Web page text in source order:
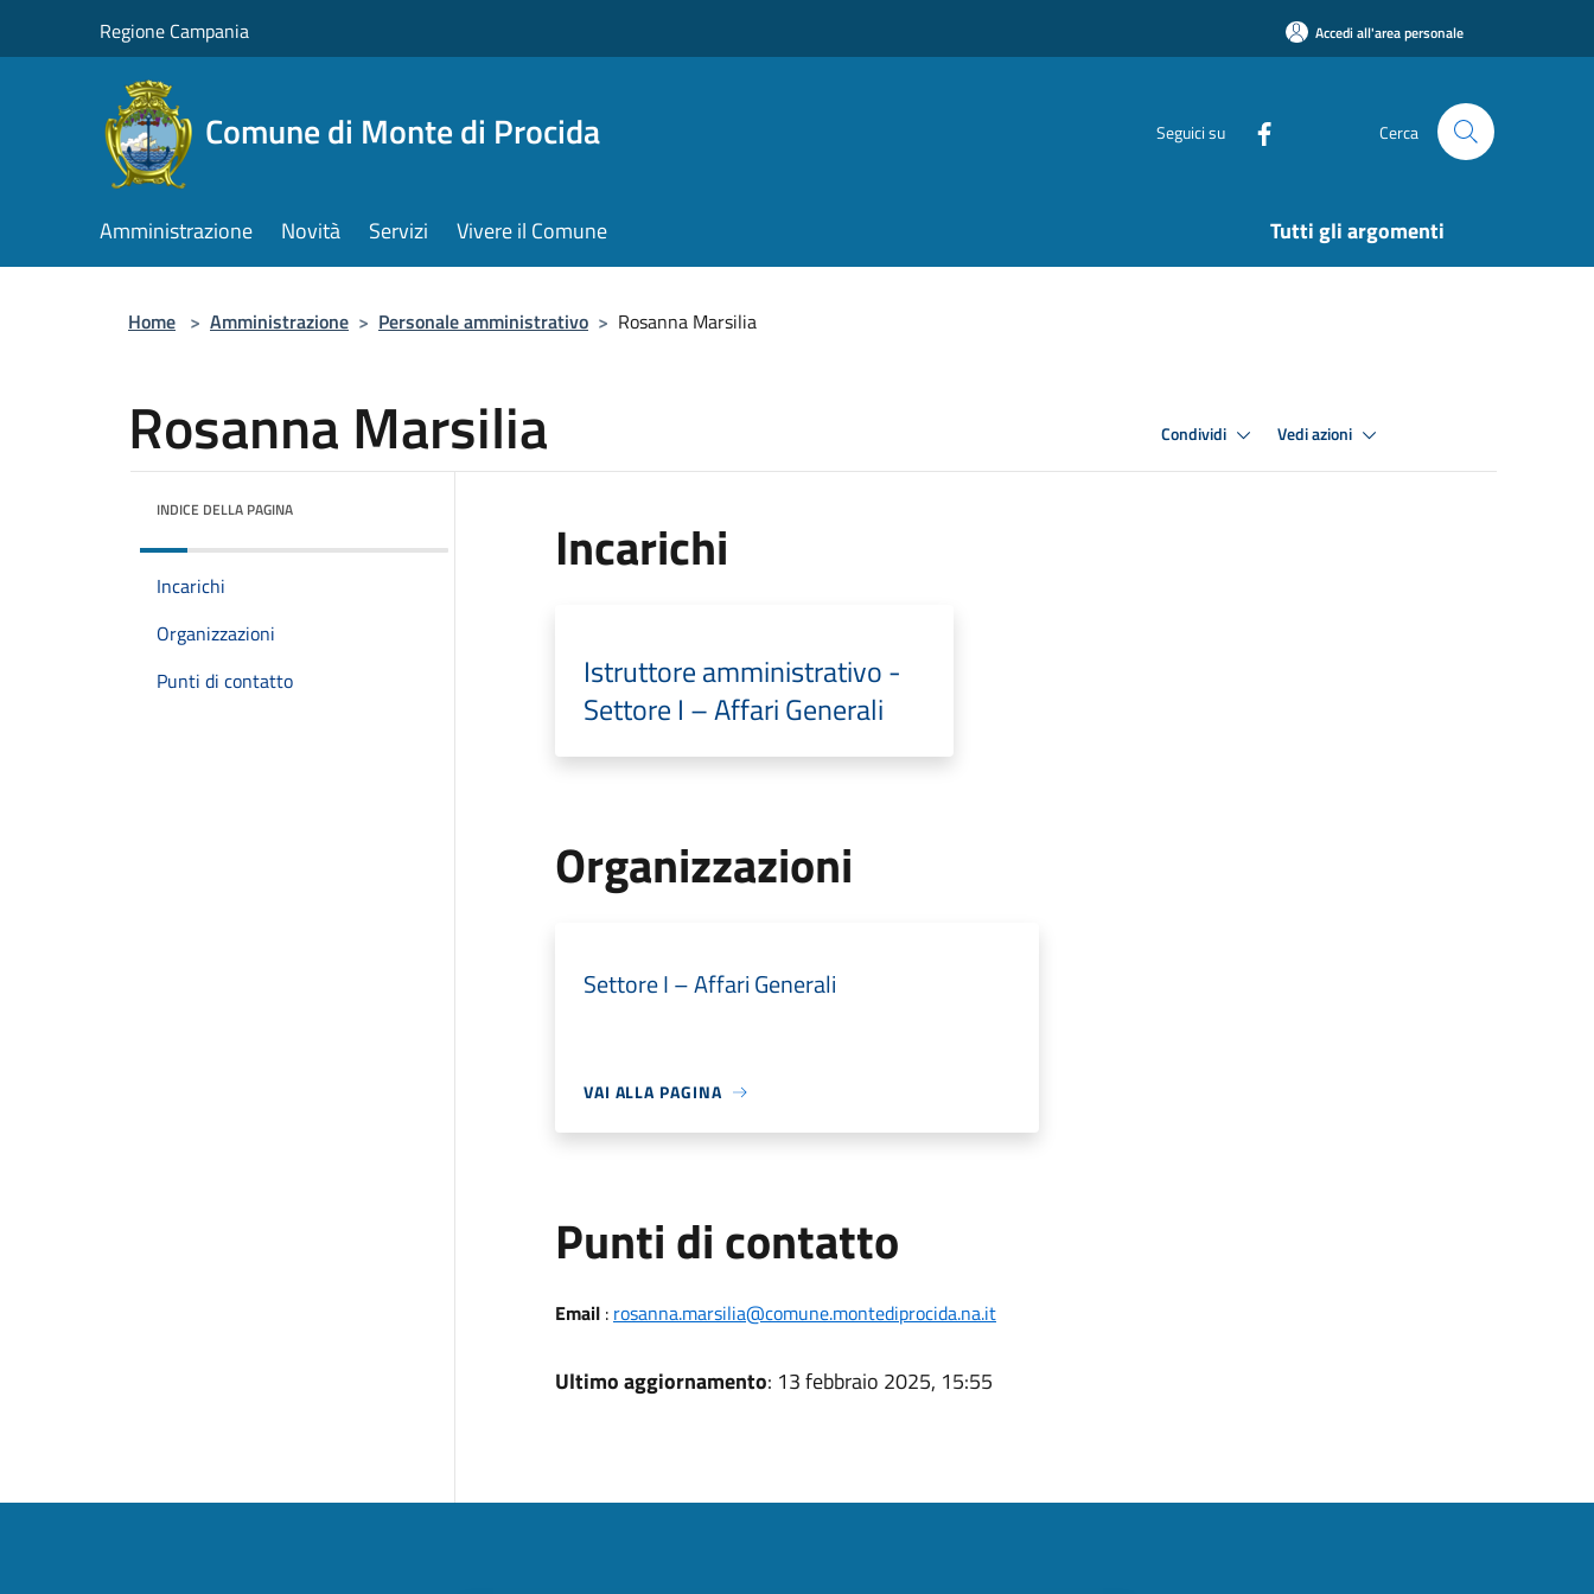
Regione Campania Accedi all'area personale
Comune di Monte di Procida Seguici su Cerca
Amministrazione Novità Servizi Vivere il Comune Tutti gli argomenti
Home > Amministrazione > Personale amministrativo > Rosanna Marsilia
Rosanna Marsilia Condividi Vedi azioni
INDICE DELLA PAGINA
Incarichi
Organizzazioni
Punti di contatto
Incarichi
Istruttore amministrativo -
Settore I – Affari Generali
Organizzazioni
Settore I – Affari Generali
VAI ALLA PAGINA
Punti di contatto
Email: rosanna.marsilia@comune.montediprocida.na.it
Ultimo aggiornamento: 13 febbraio 2025, 15:55